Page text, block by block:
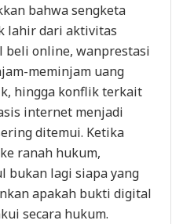
bahwa sengketa
lahir dari aktivitas
beli online, wanprestasi
meminjam uang
hingga konflik terkait
internet menjadi
ditemui. Ketika
ranah hukum,
bukan lagi siapa yang
apakah bukti digital
secara hukum.